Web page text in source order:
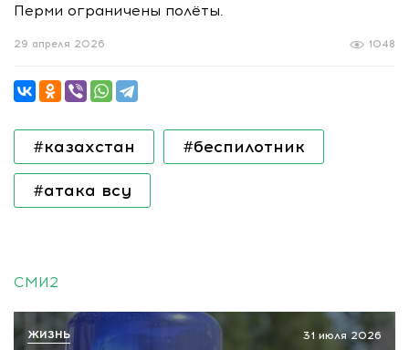
Перми ограничены полёты.
1048
29 апреля 2026
#казахстан #беспилотник
#атака всу
СМИ2
31 июля 2026
ЖИЗНЬ